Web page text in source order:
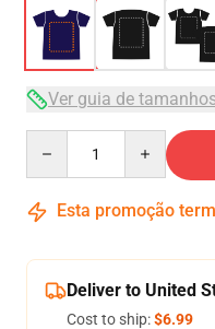
Ver guia de
Esta promoção
Deliver to United
Cost to ship:$6.99